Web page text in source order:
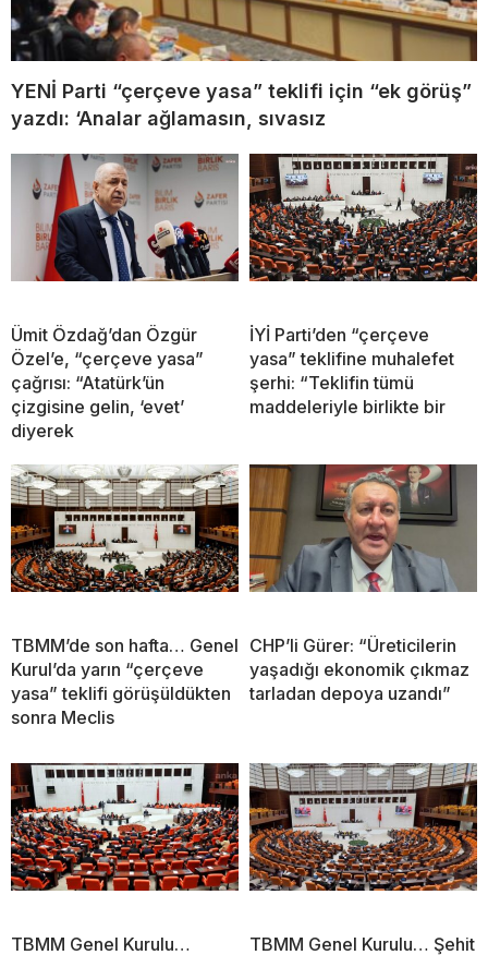
YENİ Parti “çerçeve yasa” teklifi için “ek görüş”
yazdı: ‘Analar ağlamasın, sıvasız
Ümit Özdağ’dan Özgür
Özel’e, “çerçeve yasa”
çağrısı: “Atatürk’ün
çizgisine gelin, ‘evet’
diyerek
İYİ Parti’den “çerçeve
yasa” teklifine muhalefet
şerhi: “Teklifin tümü
maddeleriyle birlikte bir
TBMM’de son hafta… Genel
Kurul’da yarın “çerçeve
yasa” teklifi görüşüldükten
sonra Meclis
CHP’li Gürer: “Üreticilerin
yaşadığı ekonomik çıkmaz
tarladan depoya uzandı”
TBMM Genel Kurulu…
TBMM Genel Kurulu… Şehit